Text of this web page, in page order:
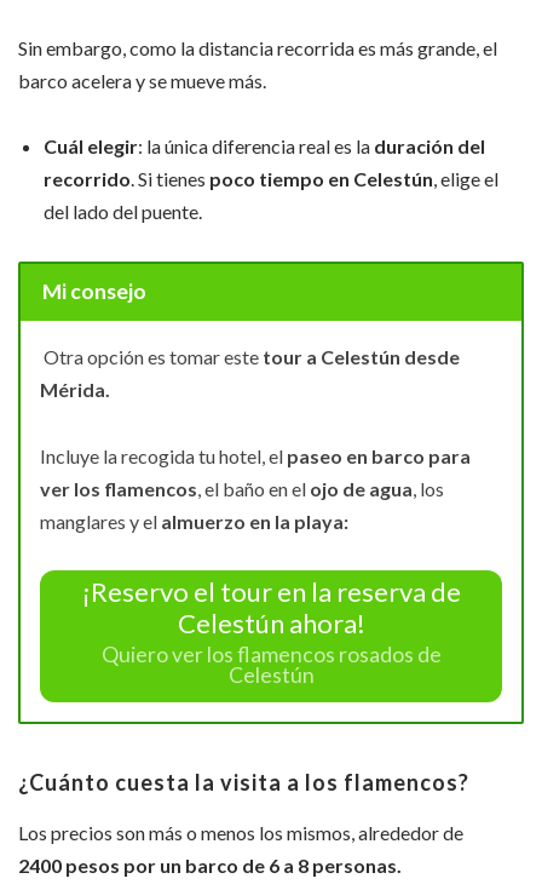
Sin embargo, como la distancia recorrida es más grande, el
barco acelera y se mueve más.
Cuál elegir: la única diferencia real es la duración del
recorrido. Si tienes poco tiempo en Celestún, elige el
del lado del puente.
Mi consejo
Otra opción es tomar este tour a Celestún desde
Mérida.
Incluye la recogida tu hotel, el paseo en barco para
ver los flamencos , el baño en el ojo de agua , los
manglares y el almuerzo en la playa:
¡Reservo el tour en la reserva de
Celestún ahora!
Quiero ver los flamencos rosados de
Celestún
¿Cuánto cuesta la visita a los flamencos?
Los precios son más o menos los mismos, alrededor de
2400 pesos por un barco de 6 a 8 personas.